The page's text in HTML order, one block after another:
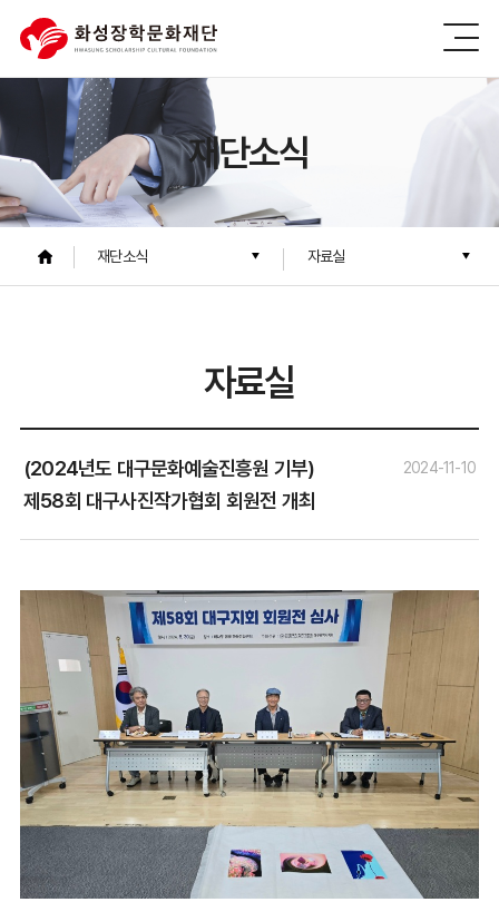
재단소식
재단소식 자료실
자료실
(2024년도 대구문화예술진흥원 기부)
제58회 대구사진작가협회 회원전 개최
2024-11-10